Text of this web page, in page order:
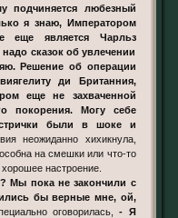
подчиняется любезный
я знаю, Императором
еще является Чарльз
сказок об увлечении
Решение об операции
ди Британния,
еще не захваченной
покорения. Могу себе
были в шоке и
неожиданно хихикнула,
на смешки или что-то
настроение.
Мы пока не закончили с
бы верные мне, ой,
оговорилась,- Я